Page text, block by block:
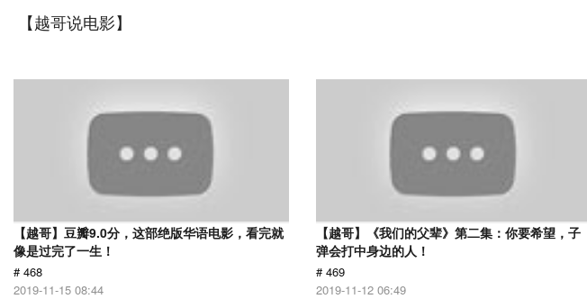
【越哥说电影】
【越哥】豆瓣9.0分，这部绝版华语电影，看完就
像是过完了一生！
# 468
2019-11-15 08:44
【越哥】《我们的父辈》第二集：你要希望，子
弹会打中身边的人！
# 469
2019-11-12 06:49